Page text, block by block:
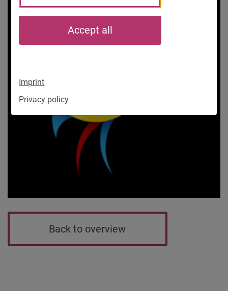
Accept all
Imprint
Privacy policy
Back to overview